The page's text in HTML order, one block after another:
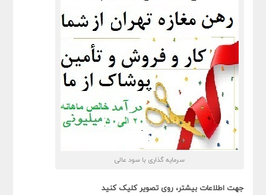
سرمایه گذاری با سود عالی
جهت اطلاعات بیشتر، روی تصویر کلیک کنید